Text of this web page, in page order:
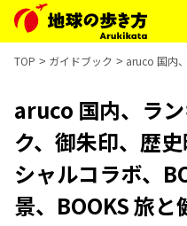
TOP ガイドブック aruco 国内
aruco 国内、ラ
ク、御朱印、歴
シャルコラボ、
景、BOOKS 旅